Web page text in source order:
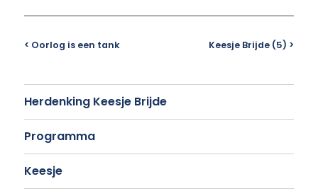
< Oorlog is een tank Keesje Brijde (5) >
Herdenking Keesje Brijde
Programma
Keesje